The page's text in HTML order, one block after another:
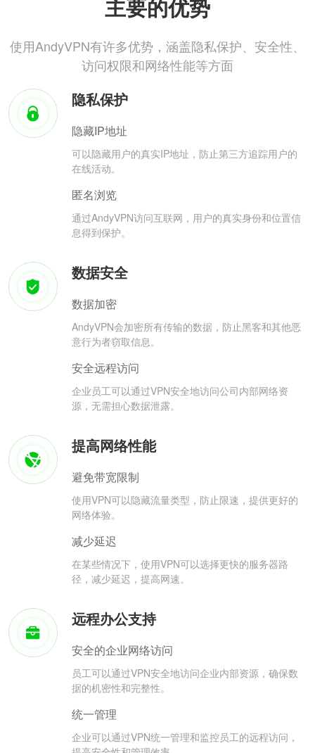
主要的优势
使用AndyVPN有许多优势，涵盖隐私保护、安全性、
访问权限和网络性能等方面
隐私保护
隐藏IP地址
可以隐藏用户的真实IP地址，防止第三方追踪用户的
在线活动。
匿名浏览
通过AndyVPN访问互联网，用户的真实身份和位置信
息得到保护。
数据安全
数据加密
AndyVPN会加密所有传输的数据，防止黑客和其他恶
意行为者窃取信息。
安全远程访问
企业员工可以通过VPN安全地访问公司内部网络资
源，无需担心数据泄露。
提高网络性能
避免带宽限制
使用VPN可以隐藏流量类型，防止限速，提供更好的
网络体验。
减少延迟
在某些情况下，使用VPN可以选择更快的服务器路
径，减少延迟，提高网速。
远程办公支持
安全的企业网络访问
员工可以通过VPN安全地访问企业内部资源，确保数
据的机密性和完整性。
统一管理
企业可以通过VPN统一管理和监控员工的远程访问，